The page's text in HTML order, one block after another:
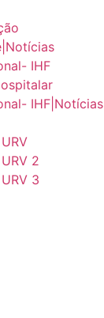
IHF
IHF|Notícias
2
3